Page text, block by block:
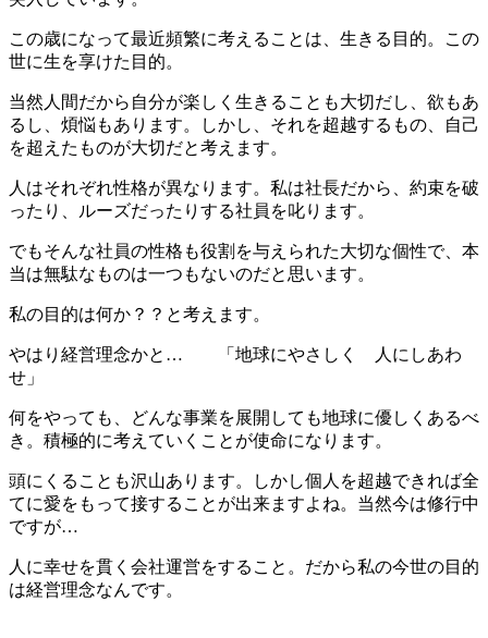
この歳になって最近頻繁に考えることは、生きる目的。この
世に生を享けた目的。
当然人間だから自分が楽しく生きることも大切だし、欲もあ
るし、煩悩もあります。しかし、それを超越するもの、自己
を超えたものが大切だと考えます。
人はそれぞれ性格が異なります。私は社長だから、約束を破
ったり、ルーズだったりする社員を叱ります。
でもそんな社員の性格も役割を与えられた大切な個性で、本
当は無駄なものは一つもないのだと思います。
私の目的は何か？？と考えます。
やはり経営理念かと… 「地球にやさしく 人にしあわ
せ」
何をやっても、どんな事業を展開しても地球に優しくあるべ
き。積極的に考えていくことが使命になります。
頭にくることも沢山あります。しかし個人を超越できれば全
てに愛をもって接することが出来ますよね。当然今は修行中
ですが…
人に幸せを貫く会社運営をすること。だから私の今世の目的
は経営理念なんです。